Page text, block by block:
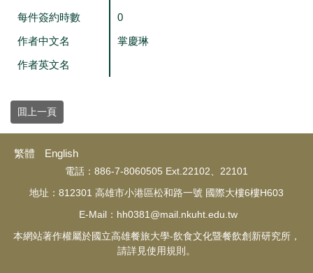
每件簽約時數
0
作者中文名
掌慶琳
作者英文名
囬上一頁
繁體 English
電話：886-7-8060505 Ext.22102、22101
地址：812301 高雄市小港區松和路一號 國際大樓6樓H603
E-Mail：hh0381@mail.nkuht.edu.tw
本網站著作權屬於國立高雄餐旅大學-飲食文化暨餐飲創新研究所，
請詳見使用規則。